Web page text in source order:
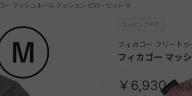
ー マッシュルーム クッション ピローセット M
フィカゴー フリート
フィカゴー マッ
￥6,930